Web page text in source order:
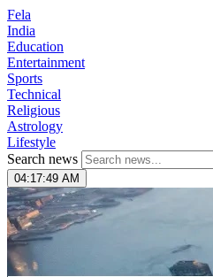
Fela
India
Education
Entertainment
Sports
Technical
Religious
Astrology
Lifestyle
Search news
04:17:50 AM